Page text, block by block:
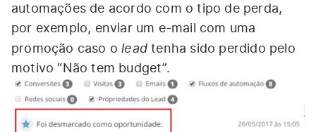
automações de acordo com o tipo de perda,
por exemplo, enviar um e-mail com uma
promoção caso olead tenha sido perdido pelo
motivo “Não tem budget”.